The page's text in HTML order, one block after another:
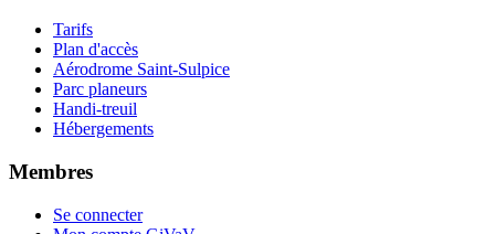
Tarifs
Plan d'accès
Aérodrome Saint-Sulpice
Parc planeurs
Handi-treuil
Hébergements
Membres
Se connecter